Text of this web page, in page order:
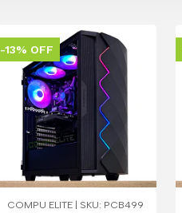
-13% OFF
COMPU ELITE | SKU: PCB499